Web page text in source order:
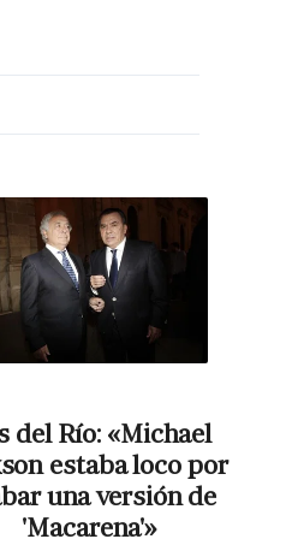
del Río: «Michael
estaba loco por
una versión de
'Macarena'»